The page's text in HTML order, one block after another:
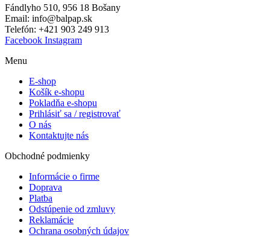
Fándlyho 510, 956 18 Bošany
Email: info@balpap.sk
Telefón: +421 903 249 913
Facebook Instagram
Menu
E-shop
Košík e-shopu
Pokladňa e-shopu
Prihlásiť sa / registrovať
O nás
Kontaktujte nás
Obchodné podmienky
Informácie o firme
Doprava
Platba
Odstúpenie od zmluvy
Reklamácie
Ochrana osobných údajov